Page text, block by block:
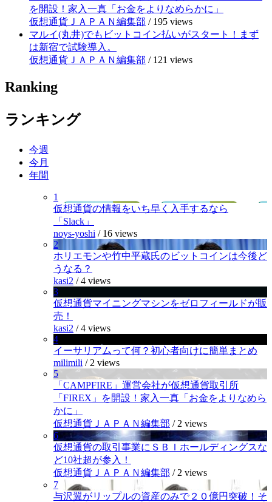
を開設！家入一真「お金をよりなめらかに」
仮想通貨ＪＡＰＡＮ編集部 / 195 views
マルイ(丸井)でもビットコイン払いがスタート！まず
は新宿で試験導入。
仮想通貨ＪＡＰＡＮ編集部 / 121 views
Ranking
ランキング
今週
今月
年間
1
仮想通貨の情報をいち早く入手するなら
「Slack」
noys-yoshi / 16 views
2
ホリエモンや竹中平蔵氏のビットコインは今後ど
うなる？
kasi2 /4 views
3
仮想通貨マイニングマシンをゼロフィールドが販
売！
kasi2 /4 views
4
イーサリアムって何？初心者向けに簡単まとめ
milimili / 2 views
5
「CAMPFIRE」運営会社が仮想通貨取引所
「FIREX」を開設！家入一真「お金をよりなめら
かに」
仮想通貨ＪＡＰＡＮ編集部 / 2 views
6
仮想通貨の取引事業にＳＢＩホールディングスな
ど10社超が参入！
仮想通貨ＪＡＰＡＮ編集部 / 2 views
7
与沢翼がリップルの資産のみで２０億円突破！そ